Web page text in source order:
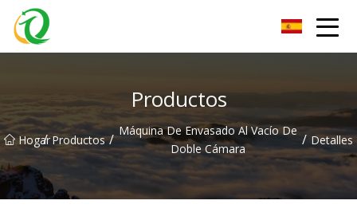
Productos
Hogar
/ Productos / Máquina De Envasado Al Vacío De
Doble Cámara
/ Detalles